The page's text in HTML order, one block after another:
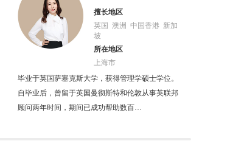
擅长地区
英国 澳洲 中国香港 新加
坡
所在地区
上海市
毕业于英国萨塞克斯大学，获得管理学硕士学位。
自毕业后，曾留于英国曼彻斯特和伦敦从事英联邦
顾问两年时间，期间已成功帮助数百…